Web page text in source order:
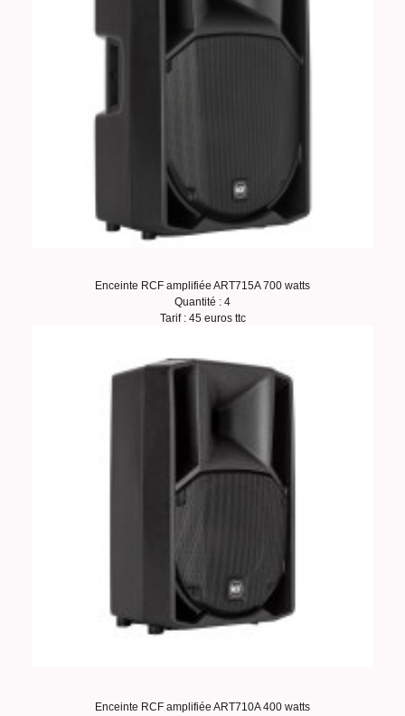
Enceinte RCF amplifiée ART715A 700 watts
Quantité : 4
Tarif : 45 euros ttc
Enceinte RCF amplifiée ART710A 400 watts